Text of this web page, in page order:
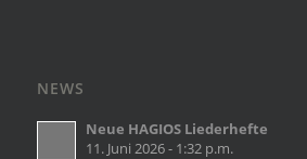
NEWS
Neue HAGIOS Liederhefte
11. Juni 2026 - 1:32 p.m.